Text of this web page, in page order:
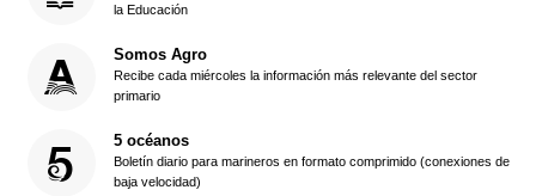
la Educación
Somos Agro
Recibe cada miércoles la información más relevante del sector
primario
5 océanos
Boletín diario para marineros en formato comprimido (conexiones de
baja velocidad)